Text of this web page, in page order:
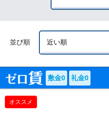
並び順
敷金0 礼金0
オススメ